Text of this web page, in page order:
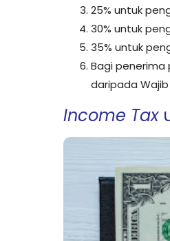
25% untuk
30% untuk
35% untuk
Bagi penerima
daripada Wajib
Income Tax